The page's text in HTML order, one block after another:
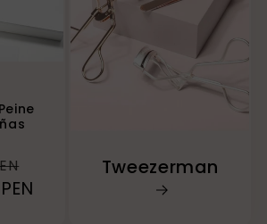
de
Tweezerman